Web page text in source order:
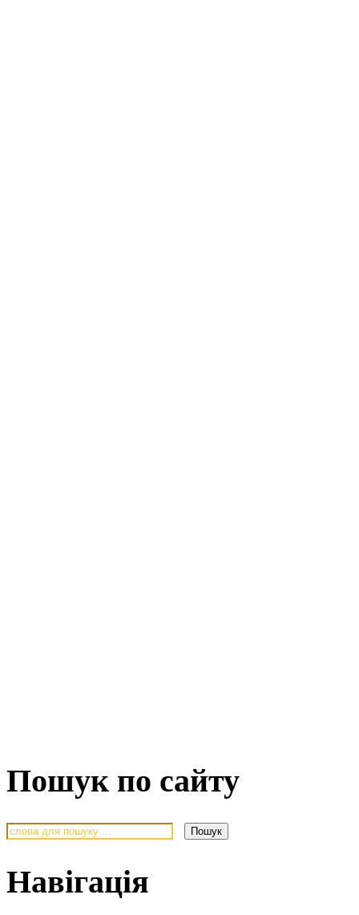
Пошук по сайту
Навігація